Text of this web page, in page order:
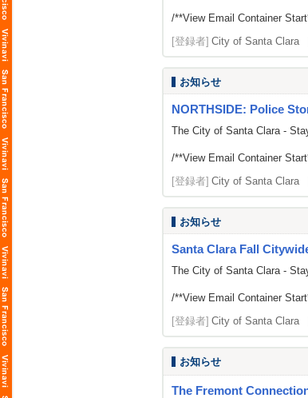
/**View Email Container
[登録者] City of Santa Clara
お知らせ
NORTHSIDE: Police
The City of Santa Clara -
/**View Email Container
[登録者] City of Santa Clara
お知らせ
Santa Clara Fall
The City of Santa Clara -
/**View Email Container
[登録者] City of Santa Clara
お知らせ
The Fremont